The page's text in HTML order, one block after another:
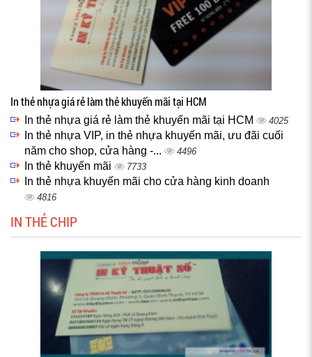
In thẻ nhựa giá rẻ làm thẻ khuyến mãi tại HCM
In thẻ nhựa giá rẻ làm thẻ khuyến mãi tại HCM 4025
In thẻ nhựa VIP, in thẻ nhựa khuyến mãi, ưu đãi cuối
năm cho shop, cửa hàng -...
4496
In thẻ khuyến mãi 7733
In thẻ nhựa khuyến mãi cho cửa hàng kinh doanh
4816
IN THẺ CHIP